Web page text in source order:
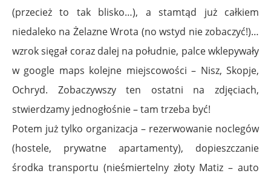
(przecież to tak blisko…), a stamtąd już całkiem
niedaleko na Żelazne Wrota (no wstyd nie zobaczyć!)…
wzrok sięgał coraz dalej na południe, palce wklepywały
w google maps kolejne miejscowości – Nisz, Skopje,
Ochryd. Zobaczywszy ten ostatni na zdjęciach,
stwierdzamy jednogłośnie – tam trzeba być!
Potem już tylko organizacja – rezerwowanie noclegów
(hostele, prywatne apartamenty), dopieszczanie
środka transportu (nieśmiertelny złoty Matiz – auto